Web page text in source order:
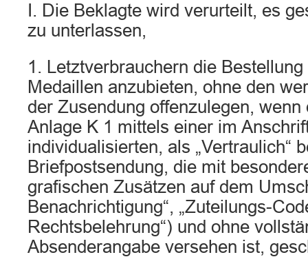
I. Die Beklagte wird verurteilt, es
zu unterlassen,
1. Letztverbrauchern die
Medaillen anzubieten, ohne den
der Zusendung offenzulegen,
Anlage K 1 mittels einer im
individualisierten, als „Vertraulich“
Briefpostsendung, die mit
grafischen Zusätzen auf dem
Benachrichtigung“, „Zuteilungs-
Rechtsbelehrung“) und ohne
Absenderangabe versehen ist,